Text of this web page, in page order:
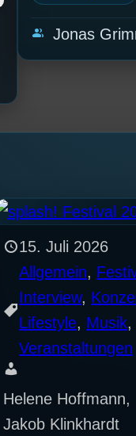
group Jonas
15. Juli 2026
Allgemein,
Interview,
Lifestyle, Musik
Veranstaltungen
Helene Hoffmann,
Jakob Klinkhardt